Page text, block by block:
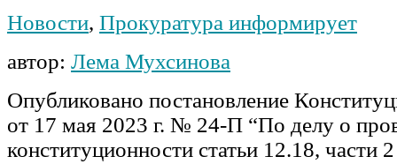
Новости, Прокуратура информирует
автор: Лема Мухсинова
Опубликовано постановление
от 17 мая 2023 г. № 24-П “По делу о
конституционности статьи 12.18, части